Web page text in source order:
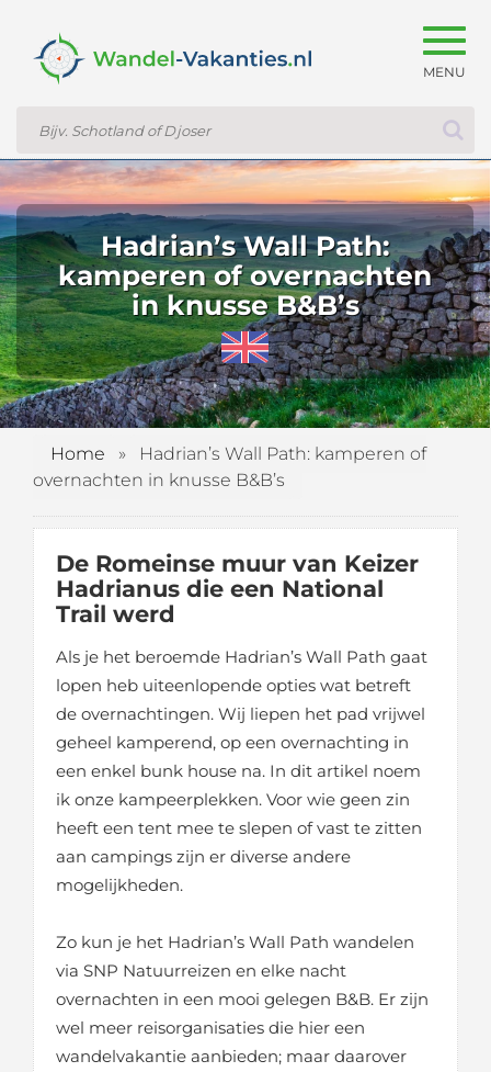
Hadrian’s Wall Path:
kamperen of overnachten
in knusse B&B’s
Home »
Hadrian’s Wall Path: kamperen of
overnachten in knusse B&B’s
De Romeinse muur van Keizer
Hadrianus die een National
Trail werd
Als je het beroemde Hadrian’s Wall Path gaat
lopen heb uiteenlopende opties wat betreft
de overnachtingen. Wij liepen het pad vrijwel
geheel kamperend, op een overnachting in
een enkel bunk house na. In dit artikel noem
ik onze kampeerplekken. Voor wie geen zin
heeft een tent mee te slepen of vast te zitten
aan campings zijn er diverse andere
mogelijkheden.
Zo kun je het Hadrian’s Wall Path wandelen
via SNP Natuurreizen en elke nacht
overnachten in een mooi gelegen B&B. Er zijn
wel meer reisorganisaties die hier een
wandelvakantie aanbieden; maar daarover